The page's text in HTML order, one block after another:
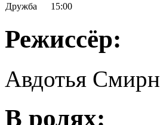
Дружба
15:00
Режиссёр:
Авдотья
В ролях: